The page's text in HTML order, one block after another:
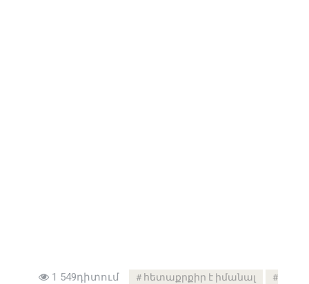
1 549դիտում
հետաքրքիր է իմանալ